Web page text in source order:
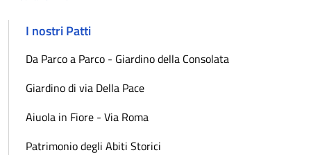
I nostri Patti
Da Parco a Parco - Giardino della Consolata
Giardino di via Della Pace
Aiuola in Fiore - Via Roma
Patrimonio degli Abiti Storici